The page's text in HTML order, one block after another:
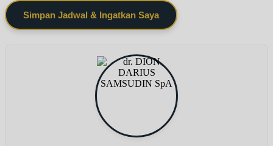
Simpan Jadwal & Ingatkan Saya